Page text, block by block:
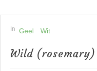
In Geel Wit
Wild (rosemary)